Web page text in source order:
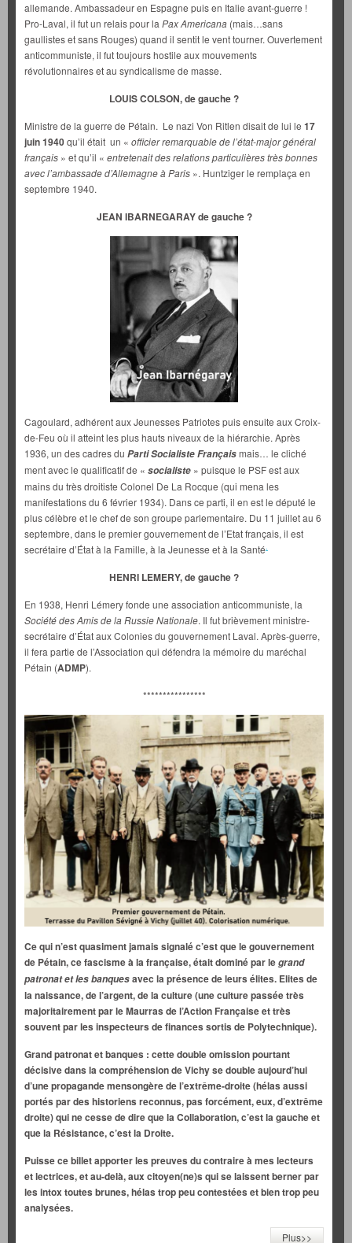
allemande. Ambassadeur en Espagne puis en Italie avant-guerre !
Pro-Laval, il fut un relais pour la Pax Americana (mais…sans
gaullistes et sans Rouges) quand il sentit le vent tourner. Ouvertement
anticommuniste, il fut toujours hostile aux mouvements
révolutionnaires et au syndicalisme de masse.
LOUIS COLSON, de gauche ?
Ministre de la guerre de Pétain. Le nazi Von Ritlen disait de lui le 17
juin 1940qu’il était un « officier remarquable de l’état-major général
français » et qu’il « entretenait des relations particulières très bonnes
avec l’ambassade d’Allemagne à Paris ». Huntziger le remplaça en
septembre 1940.
JEAN IBARNEGARAY de gauche ?
Cagoulard, adhérent aux Jeunesses Patriotes puis ensuite aux Croix-
de-Feu où il atteint les plus hauts niveaux de la hiérarchie. Après
1936, un des cadres du Parti Socialiste Françaismais… le cliché
ment avec le qualificatif de « socialiste » puisque le PSF est aux
mains du très droitiste Colonel De La Rocque (qui mena les
manifestations du 6 février 1934). Dans ce parti, il en est le député le
plus célèbre et le chef de son groupe parlementaire. Du 11 juillet au 6
septembre, dans le premier gouvernement de l’Etat français, il est
secrétaire d’État à la Famille, à la Jeunesse et à la Santé.
HENRI LEMERY, de gauche ?
En 1938, Henri Lémery fonde une association anticommuniste, la
Société des Amis de la Russie Nationale. Il fut brièvement ministre-
secrétaire d’État aux Colonies du gouvernement Laval. Après-guerre,
il fera partie de l’Association qui défendra la mémoire du maréchal
Pétain (ADMP).
****************
Ce qui n’est quasiment jamais signalé c’est que le gouvernement
de Pétain, ce fascisme à la française, était dominé par legrand
patronat et les banquesavec la présence de leurs élites. Elites de
la naissance, de l’argent, de la culture (une culture passée très
majoritairement par le Maurras de l’Action Française et très
souvent parles inspecteurs de finances sortis de Polytechnique).
Grand patronat et banques : cette double omission pourtant
décisive dans la compréhension de Vichy se double aujourd’hui
d’une propagande mensongère de l’extrême-droite (hélas aussi
portés par des historiens reconnus, pas forcément, eux, d’extrême
droite) qui ne cesse de dire que la Collaboration, c’est la gauche et
que la Résistance, c’est la Droite.
Puisse ce billet apporter les preuves du contraire à mes lecteurs
et lectrices, et au-delà, aux citoyen(ne)s qui se laissent berner par
les intox toutes brunes, hélas trop peu contestées et bien trop peu
analysées.
Plus>>